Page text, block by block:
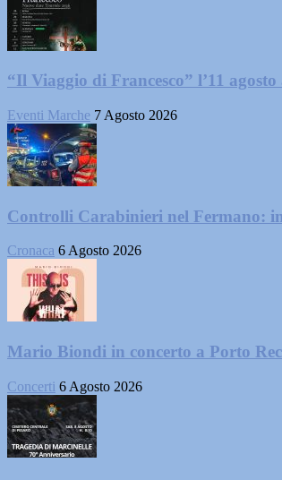
“Il Viaggio di Francesco” l’11
Eventi Marche 7 Agosto 2026
Controlli Carabinieri nel Fermano:
Cronaca 6 Agosto 2026
Mario Biondi in concerto a Porto
Concerti 6 Agosto 2026